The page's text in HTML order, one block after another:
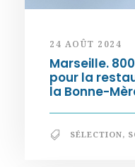
24 AOÛT 2024
Marseille.
pour la
la Bonne-
SÉLECTION,